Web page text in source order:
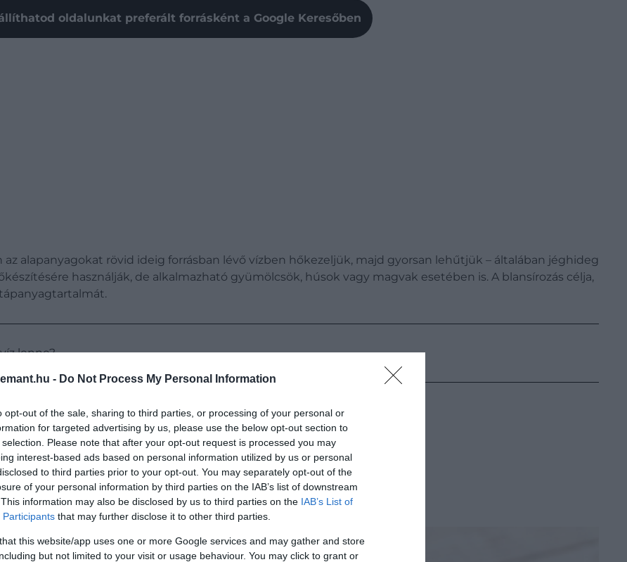
- Do Not Process My Personal Information
opt-out of the sale, sharing to third parties, or processing of your personal or
for targeted advertising by us, please use the below opt-out section to
Please note that after your opt-out request is processed you may
interest-based ads based on personal information utilized by us or personal
to third parties prior to your opt-out. You may separately opt-out of the
of your personal information by third parties on the IAB’s list of downstream
information may also be disclosed by us to third parties on the IAB’s List of
Participants that may further disclose it to other third parties.
this website/app uses one or more Google services and may gather and store
but not limited to your visit or usage behaviour. You may click to grant or
oldalunkat preferált forrásként a Google Keresőben
az alapanyagokat rövid ideig forrásban lévő vízben hőkezeljük, majd gyorsan lehűtjük – általában jéghideg
használják, de alkalmazható gyümölcsök, húsok vagy magvak esetében is. A blansírozás célja,
lenne?
például a brokkoli vagy a zöldbab gyönyörű zöld marad.
baktériumok elpusztulnak.
elvesztik nyers, kemény állagukat.
a blansírozás után egyszerűen lehúzható a héj.
frissességét a fagyasztás során.